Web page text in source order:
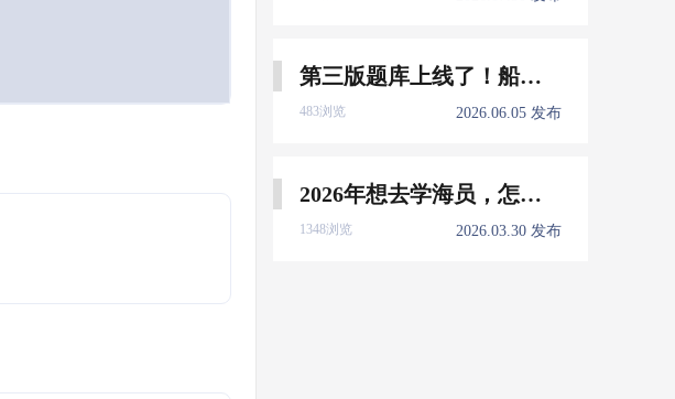
第三版题库上线了！船员免费刷！
483浏览 2026.06.05 发布
2026年想去学海员，怎么选择培训学校？
1348浏览 2026.03.30 发布